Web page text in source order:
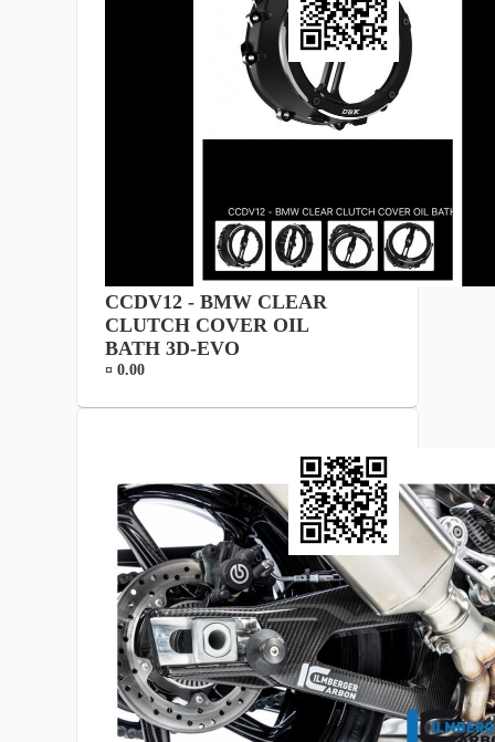
CCDV12 - BMW CLEAR
CLUTCH COVER OIL
BATH 3D-EVO
¤ 0.00